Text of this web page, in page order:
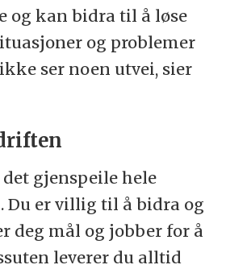
og kan bidra til å løse
og problemer
ser noen utvei, sier
gjenspeile hele
Du er villig til å bidra og
deg mål og jobber for å
leverer du alltid